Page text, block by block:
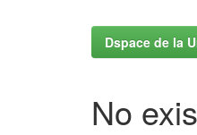
Dspace de la
No